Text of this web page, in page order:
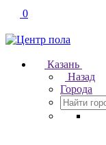
0
Казань
Назад
Города